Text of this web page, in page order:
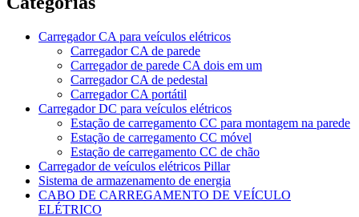
Carregador CA para veículos elétricos
Carregador CA de parede
Carregador de parede CA dois em um
Carregador CA de pedestal
Carregador CA portátil
Carregador DC para veículos elétricos
Estação de carregamento CC para montagem na parede
Estação de carregamento CC móvel
Estação de carregamento CC de chão
Carregador de veículos elétricos Pillar
Sistema de armazenamento de energia
CABO DE CARREGAMENTO DE VEÍCULO
ELÉTRICO